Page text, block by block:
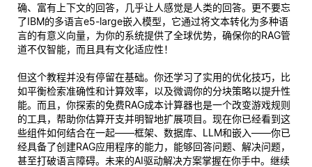
确、富有上下文的回答，几乎让人感觉是人类的回答。更不要忘
了IBM的多语言e5-large嵌入模型，它通过将文本转化为多种语
言的有意义向量，为你的系统提供了全球优势，确保你的RAG管
道不仅智能，而且具有文化适应性！
但这个教程并没有停留在基础。你还学习了实用的优化技巧，比
如平衡检索准确性和计算效率，以及微调你的分块策略以提升性
能。而且，你探索的免费RAG成本计算器也是一个改变游戏规则
的工具，帮助你估算开支并明智地扩展项目。现在你已经看到这
些组件如何结合在一起——框架、数据库、LLM和嵌入——你已
经具备了创建RAG应用程序的能力，能够回答问题、解决问题，
甚至打破语言障碍。未来的AI驱动解决方案掌握在你手中。继续